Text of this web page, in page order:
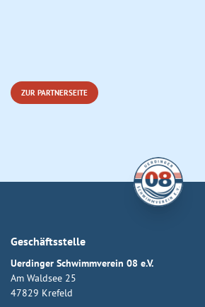
ZUR PARTNERSEITE
Geschäftsstelle
Uerdinger Schwimmverein 08 e.V.
Am Waldsee 25
47829 Krefeld